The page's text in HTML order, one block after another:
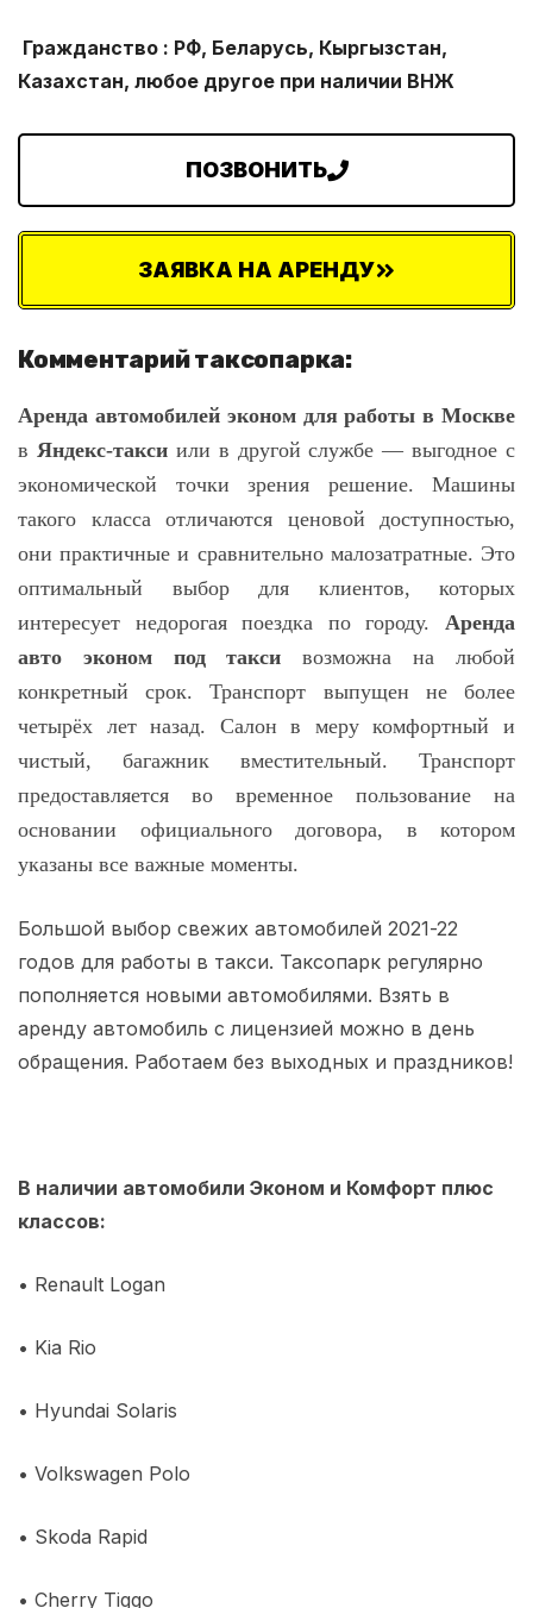
Гражданство : РФ, Беларусь, Кыргызстан,
Казахстан, любое другое при наличии ВНЖ
ПОЗВОНИТЬ
ЗАЯВКА НА АРЕНДУ
Комментарий таксопарка:
Аренда автомобилей эконом для работы в Москве
в Яндекс-таксиили в другойслужбе — выгодное с
экономической точки зрения решение. Машины
такого класса отличаются ценовой доступностью,
они практичные и сравнительно малозатратные. Это
оптимальный выбор для клиентов, которых
интересует недорогая поездка по городу. Аренда
авто эконом под такси возможна на любой
конкретный срок. Транспорт выпущен не более
четырёх лет назад. Салон в меру комфортный и
чистый, багажник вместительный. Транспорт
предоставляется во временное пользование на
основании официального договора, в котором
указаны все важные моменты.
Большой выбор свежих автомобилей 2021-22
годов для работы в такси. Таксопарк регулярно
пополняется новыми автомобилями. Взять в
аренду автомобиль с лицензией можно в день
обращения. Работаем без выходных и праздников!
В наличии автомобили Эконом и Комфорт плюс
классов:
• Renault Logan
• Kia Rio
• Hyundai Solaris
• Volkswagen Polo
• Skoda Rapid
• Cherry Tiggo